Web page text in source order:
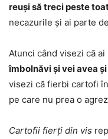
reuși să treci peste
necazurile și ai parte
Atunci când visezi că
îmbolnăvi și vei avea
visezi că fierbi cartofi
pe care nu prea o
Cartofii fierți din vis